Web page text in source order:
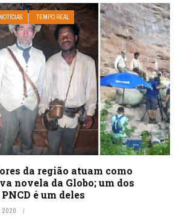
NOTÍCIAS TEMPO REAL
da região atuam como
novela da Globo; um dos
é um deles